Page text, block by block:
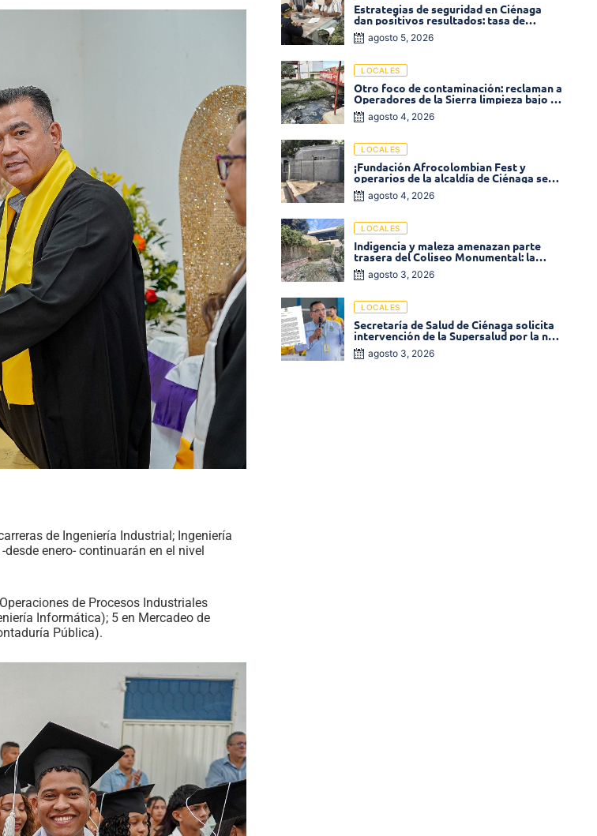
de Ingeniería Industrial; Ingeniería
enero- continuarán en el nivel
de Procesos Industriales
Informática); 5 en Mercadeo de
Pública).
Estrategias de seguridad en Ciénaga
dan positivos resultados: tasa de
homicidios disminuyó un 58% en 2026
agosto 5, 2026
LOCALES
Otro foco de contaminación: reclaman a
Operadores de la Sierra limpieza bajo el
puente de la calle 19 con carrera 11
agosto 4, 2026
LOCALES
¡Fundación Afrocolombian Fest y
operarios de la alcaldía de Ciénaga se
ponen la 10! Realizan limpieza de la
parte posterior del Coliseo
agosto 4, 2026
LOCALES
Indigencia y maleza amenazan parte
trasera del Coliseo Monumental: la
comunidad exige acción inmediata!
agosto 3, 2026
LOCALES
Secretaría de Salud de Ciénaga solicita
intervención de la Supersalud por la no
entrega de medicamentos en las EPS
agosto 3, 2026